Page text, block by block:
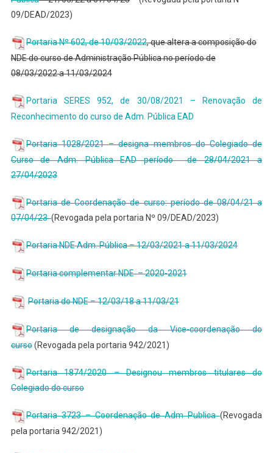
09/DEAD/2023)
Portaria Nº 602, de 10/03/2022, que altera a composição do
NDE do curso de Administração Pública no período de
08/03/2022 a 11/03/2024
Portaria SERES 952, de 30/08/2021 – Renovação de
Reconhecimento do curso de Adm. Pública EAD
Portaria 1028/2021 – designa membros do Colegiado de
Curso de Adm. Pública EAD período de 28/04/2021 a
27/04/2023
Portaria de Coordenação de curso: período de 08/04/21 a
07/04/23(Revogada pela portaria Nº 09/DEAD/2023)
Portaria NDE Adm. Pública – 12/03/2021 a 11/03/2024
Portaria complementar NDE – 2020-2021
Portaria do NDE – 12/03/18 a 11/03/21
Portaria de designação da Vice-coordenação do
curso(Revogada pela portaria 942/2021)
Portaria 1874/2020 – Designou membros titulares do
Colegiado do curso
Portaria 3723 – Coordenação de Adm Publica(Revogada
pela portaria 942/2021)